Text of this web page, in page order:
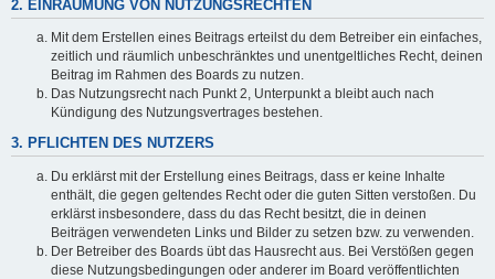
2. EINRÄUMUNG VON NUTZUNGSRECHTEN
Mit dem Erstellen eines Beitrags erteilst du dem Betreiber ein einfaches,
zeitlich und räumlich unbeschränktes und unentgeltliches Recht, deinen
Beitrag im Rahmen des Boards zu nutzen.
Das Nutzungsrecht nach Punkt 2, Unterpunkt a bleibt auch nach
Kündigung des Nutzungsvertrages bestehen.
3. PFLICHTEN DES NUTZERS
Du erklärst mit der Erstellung eines Beitrags, dass er keine Inhalte
enthält, die gegen geltendes Recht oder die guten Sitten verstoßen. Du
erklärst insbesondere, dass du das Recht besitzt, die in deinen
Beiträgen verwendeten Links und Bilder zu setzen bzw. zu verwenden.
Der Betreiber des Boards übt das Hausrecht aus. Bei Verstößen gegen
diese Nutzungsbedingungen oder anderer im Board veröffentlichten